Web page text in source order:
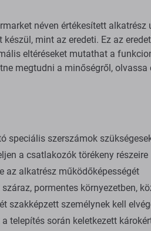
néven értékesített
mint az eredeti. Ez az
eltéréseket mutathat a
megtudni a minőségről,
speciális szerszámok
a csatlakozók törékeny részeire
az alkatrész működőképességét
pormentes környezetben,
szakképzett személynek kell
telepítés során keletkezett